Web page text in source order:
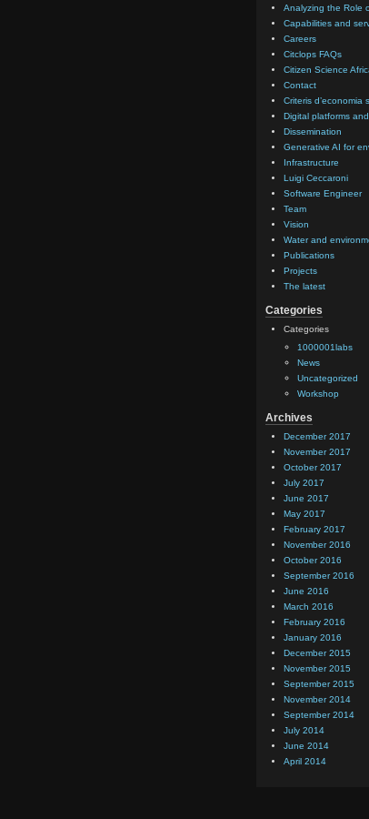
Analyzing the Role
Capabilities and
Careers
Citclops FAQs
Citizen Science
Contact
Criteris d’economia
Digital platforms
Dissemination
Generative AI for
Infrastructure
Luigi Ceccaroni
Software Engineer
Team
Vision
Water and
Publications
Projects
The latest
Categories
Categories
1000001labs
News
Uncategorized
Workshop
Archives
December 2017
November 2017
October 2017
July 2017
June 2017
May 2017
February 2017
November 2016
October 2016
September 2016
June 2016
March 2016
February 2016
January 2016
December 2015
November 2015
September 2015
November 2014
September 2014
July 2014
June 2014
April 2014